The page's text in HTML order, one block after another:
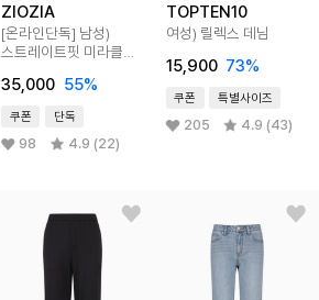
ZIOZIA
[온라인단독] 남성)
스트레이트핏 미라클
35,000 55%
쿠폰 단독
98 4.9 (22)
TOPTEN10
여성) 릴렉스 데님
15,900 73%
쿠폰 특별사이즈
205 4.9 (43)